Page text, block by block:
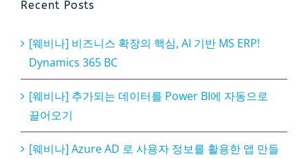
Recent Posts
[웨비나] 비즈니스 확장의 핵심, AI 기반 MS ERP!
Dynamics 365 BC
[웨비나] 추가되는 데이터를 Power BI에 자동으로
끌어오기
[웨비나] Azure AD 로 사용자 정보를 활용한 앱 만들